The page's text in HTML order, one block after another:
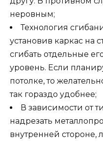
неровным;
Технология
установив каркас на
сгибать отдельные
уровень. Если
потолке, то
так гораздо удобнее;
В зависимости от
надрезать
внутренней стороне,